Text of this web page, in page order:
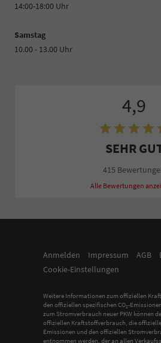
14:00-18:00 Uhr
Samstag
10.00 - 13.00 Uhr
4,9
SEHR
415
Alle Bewertungen
Anmelden Impressum AGB
Cookie-Einstellungen
Weitere Informationen zum offiziellen
den offiziellen spezifischen CO2-
zum Stromverbrauch neuer PKW können
offiziellen Kraftstoffverbrauch, die
Emissionen und den offiziellen
entnommen werden, der an allen